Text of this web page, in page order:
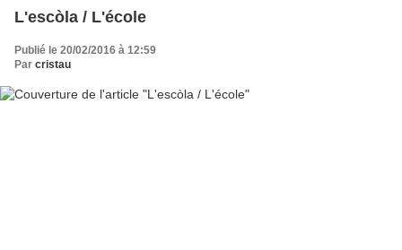
L'escòla / L'école
Publié le 20/02/2016 à 12:59
Par cristau